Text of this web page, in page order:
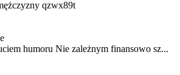
humoru Nie zależnym finansowo sz...